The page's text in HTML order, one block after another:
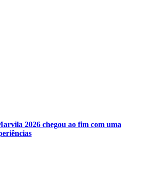
2026 chegou ao fim com uma